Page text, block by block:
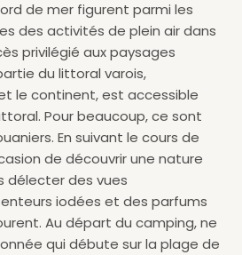
de mer figurent parmi les
des activités de plein air dans
privilégié aux paysages
du littoral varois,
le continent, est accessible
Pour beaucoup, ce sont
En suivant le cours de
de découvrir une nature
délecter des vues
iodées et des parfums
Au départ du camping, ne
qui débute sur la plage de